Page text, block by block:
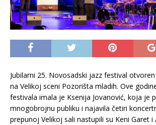
Jubilarni 25. Novosadski jazz festival
na Velikoj sceni Pozorišta mladih. Ove
festivala imala je Ksenija Jovanović, koja je
mnogobrojnu publiku i najavila četiri
prepunoj Velikoj sali nastupili su Keni Garet